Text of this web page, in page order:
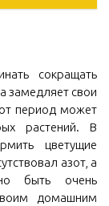
сокращать
замедляет свои
период может
растений. В
цветущие
азот, а
быть очень
домашним